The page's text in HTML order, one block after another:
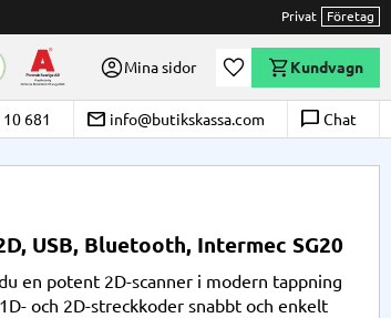
Privat Företag
Mina sidor Önskelista
Kundvagn
681 email info@butikskassa.com chat_bubble_outline Chat
USB, Bluetooth, Intermec SG20
en potent 2D-scanner i modern tappning
och 2D-streckkoder snabbt och enkelt